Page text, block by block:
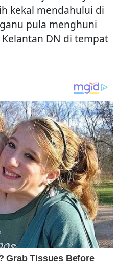
kekal mendahului di
pula menghuni
DN di tempat